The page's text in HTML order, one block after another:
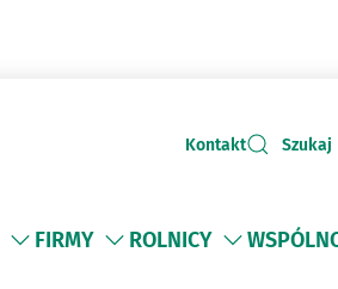
Kontakt Szukaj
FIRMY ROLNICY